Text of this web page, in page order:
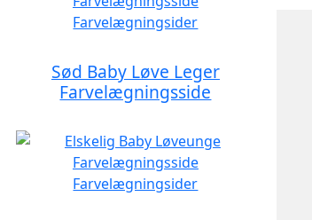
Sød Baby Løve Leger
Farvelægningsside